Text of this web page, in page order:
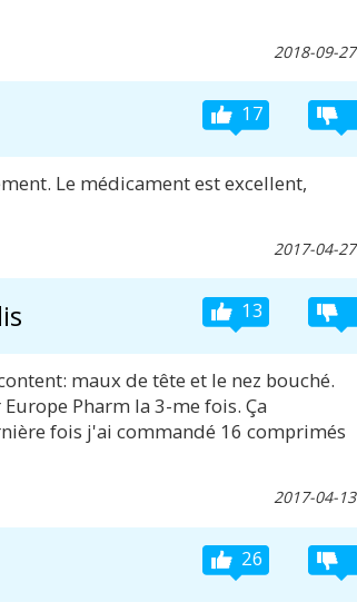
2018-09-27
17
Le médicament est excellent,
2017-04-27
13
maux de tête et le nez bouché.
Pharm la 3-me fois. Ça
fois j'ai commandé 16 comprimés
2017-04-13
26